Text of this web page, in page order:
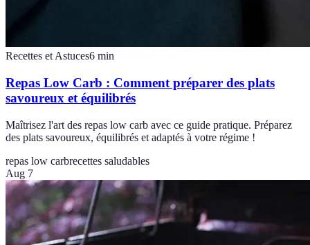
Recettes et Astuces6 min
Repas Low Carb : Comment préparer des plats
savoureux et équilibrés
Maîtrisez l'art des repas low carb avec ce guide pratique. Préparez
des plats savoureux, équilibrés et adaptés à votre régime !
repas low carbrecettes saludables
Aug 7